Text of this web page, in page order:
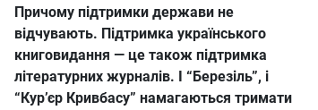
Причому підтримки держави не
відчувають. Підтримка українського
книговидання — це також підтримка
літературних журналів. І “Березіль”, і
“Кур’єр Кривбасу” намагаються тримати